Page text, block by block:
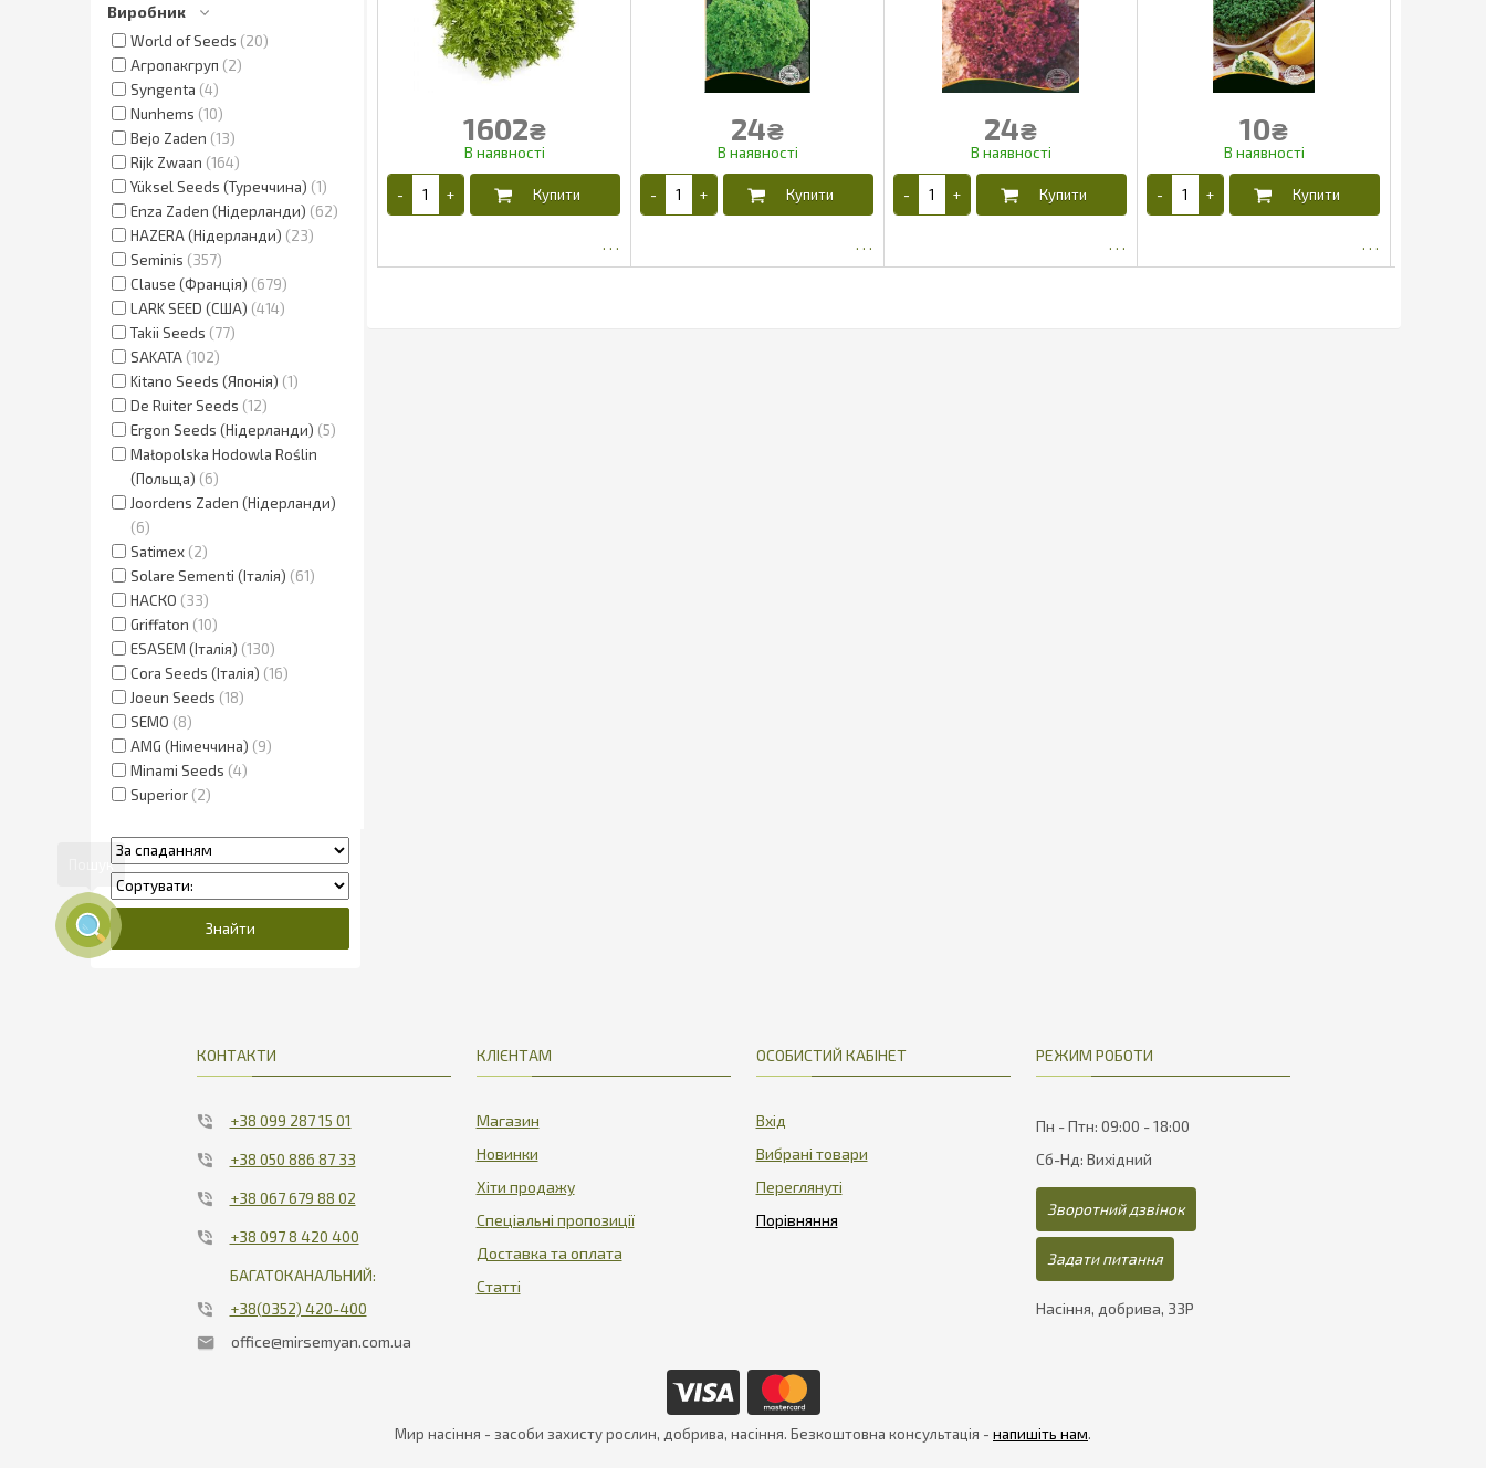
Виробник
World of Seeds
20
Агропакгруп
2
Syngenta 4
Nunhems 10
Bejo Zaden 13
Rijk Zwaan 164
Yüksel Seeds (Туреччина) 1
Enza Zaden (Нідерланди)
62
HAZERA (Нідерланди)
23
Seminis
357
Clause (Франція)
679
LARK SEED (США) 414
Takii Seeds
77
SAKATA 102
Kitano Seeds (Японія) 1
De Ruiter Seeds 12
Ergon Seeds (Нідерланди)
5
Małopolska Hodowla Roślin
(Польща)
6
Joordens Zaden (Нідерланди)
6
Satimex 2
Solare Sementi (Італія)
61
НАСКО
33
Griffaton 10
ESASEM (Італія) 130
Cora Seeds (Італія) 16
Joeun Seeds 18
SEMO
8
AMG (Німеччина)
9
Minami Seeds 4
Superior 2
1602₴ 24₴ 24₴ 10₴
КОНТАКТИ
+38 099 287 15 01
+38 050 886 87 33
+38 067 679 88 02
+38 097 8 420 400
БАГАТОКАНАЛЬНИЙ:
+38(0352) 420-400
office@mirsemyan.com.ua
КЛІЄНТАМ
Магазин
Новинки
Хіти продажу
Спеціальні пропозиції
Доставка та оплата
Статті
ОСОБИСТИЙ КАБІНЕТ
Вхід
Вибрані товари
Переглянуті
РЕЖИМ РОБОТИ
Пн - Птн: 09:00 - 18:00
Сб-Нд: Вихідний
Зворотний дзвінок
Задати питання
Насіння, добрива, ЗЗР
Мир насіння - засоби захисту рослин, добрива, насіння. Безкоштовна консультація - напишіть нам.